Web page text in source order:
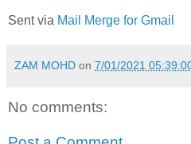
Sent via Mail Merge for Gmail
ZAM MOHD on 7/01/2021
No comments: